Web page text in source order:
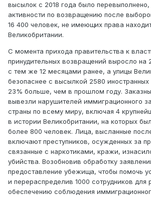
высылок с 2018 года было
активности по возвращению после
16 400 человек, не имеющих права
Великобритании.
С момента прихода правительства к
принудительных возвращений выросло на
с тем же 12 месяцами ранее, а улицы
безопаснее с высылкой 2580
23% больше, чем в прошлом году.
вывезли нарушителей иммиграционного
страны по всему миру, включая 4
в истории Великобритании, на которых
более 800 человек. Лица, высланные
включают преступников, осужденных за
связанные с наркотиками, кражи,
убийства. Возобновив обработку
предоставление убежища, чтобы помочь
и перераспределив 1000 сотрудников для
обеспечению соблюдения